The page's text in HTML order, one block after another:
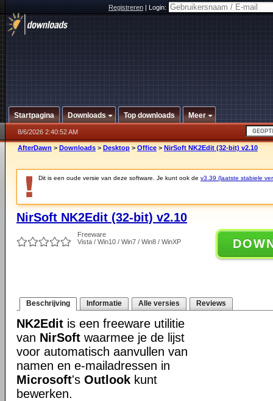
Registreren|Login:
Startpagina Downloads Top downloads Meer
8/6/2026 2:40:52 AM
AfterDawn > Downloads > Desktop > Office > NirSoft NK2Edit (32-bit) v2.10
Dit is een oude versie van deze software. Je kunt ook de v3.39 (laatste stabiele
NirSoft NK2Edit (32-bit) v2.10
Freeware
Vista / Win10 / Win7 / Win8 / WinXP
Beschrijving Informatie Alle versies Reviews
NK2Edit is een freeware utilitie
van NirSoft waarmee je de lijst
voor automatisch aanvullen van
namen en e-mailadressen in
Microsoft's Outlook kunt
bewerken.